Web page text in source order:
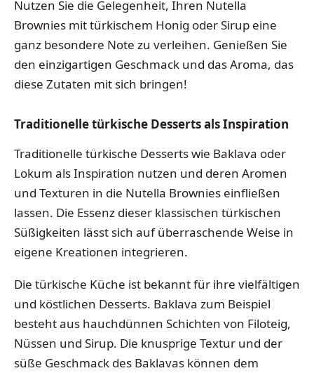
Nutzen Sie die Gelegenheit, Ihren Nutella
Brownies mit türkischem Honig oder Sirup eine
ganz besondere Note zu verleihen. Genießen Sie
den einzigartigen Geschmack und das Aroma, das
diese Zutaten mit sich bringen!
Traditionelle türkische Desserts als Inspiration
Traditionelle türkische Desserts wie Baklava oder
Lokum als Inspiration nutzen und deren Aromen
und Texturen in die Nutella Brownies einfließen
lassen. Die Essenz dieser klassischen türkischen
Süßigkeiten lässt sich auf überraschende Weise in
eigene Kreationen integrieren.
Die türkische Küche ist bekannt für ihre vielfältigen
und köstlichen Desserts. Baklava zum Beispiel
besteht aus hauchdünnen Schichten von Filoteig,
Nüssen und Sirup. Die knusprige Textur und der
süße Geschmack des Baklavas können dem